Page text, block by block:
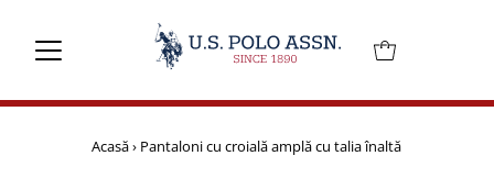
Acasă› Pantaloni cu croială amplă cu talia înaltă